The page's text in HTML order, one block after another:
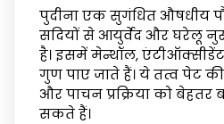
पुदीना एक सुगंधित औषधीय
सदियों से आयुर्वेद और घरेलू
है। इसमें मेन्थॉल,
गुण पाए जाते हैं। ये तत्व पेट
और पाचन प्रक्रिया को
सकते हैं।